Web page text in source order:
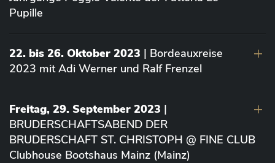
Pupille
22. bis 26. Oktober 2023 | Bordeauxreise
2023 mit Adi Werner und Ralf Frenzel
Freitag, 29. September 2023 |
BRUDERSCHAFTSABEND DER
BRUDERSCHAFT ST. CHRISTOPH @ FINE CLUB
Clubhouse Bootshaus Mainz (Mainz)